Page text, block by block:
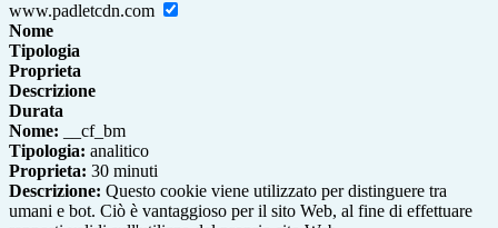
www.padletcdn.com
Nome
Tipologia
Proprieta
Descrizione
Durata
Nome: __cf_bm
Tipologia: analitico
Proprieta: 30 minuti
Descrizione: Questo cookie viene utilizzato per distinguere tra
umani e bot. Ciò è vantaggioso per il sito Web, al fine di effettuare